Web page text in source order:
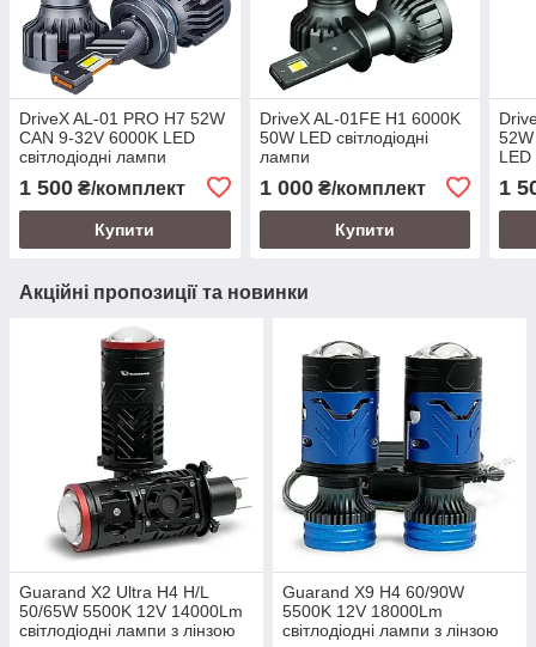
DriveX AL-01 PRO H7 52W
CAN 9-32V 6000K LED
світлодіодні лампи
1 500 ₴/комплект
Купити
DriveX AL-01FE H1 6000K
50W LED світлодіодні
лампи
1 000₴/комплект
Купити
LED
1
Акційні пропозиції та новинки
Guarand X2 Ultra H4 H/L
50/65W 5500K 12V 14000Lm
світлодіодні лампи з лінзою
Guarand X9 H4 60/90W
5500K 12V 18000Lm
світлодіодні лампи з лінзою